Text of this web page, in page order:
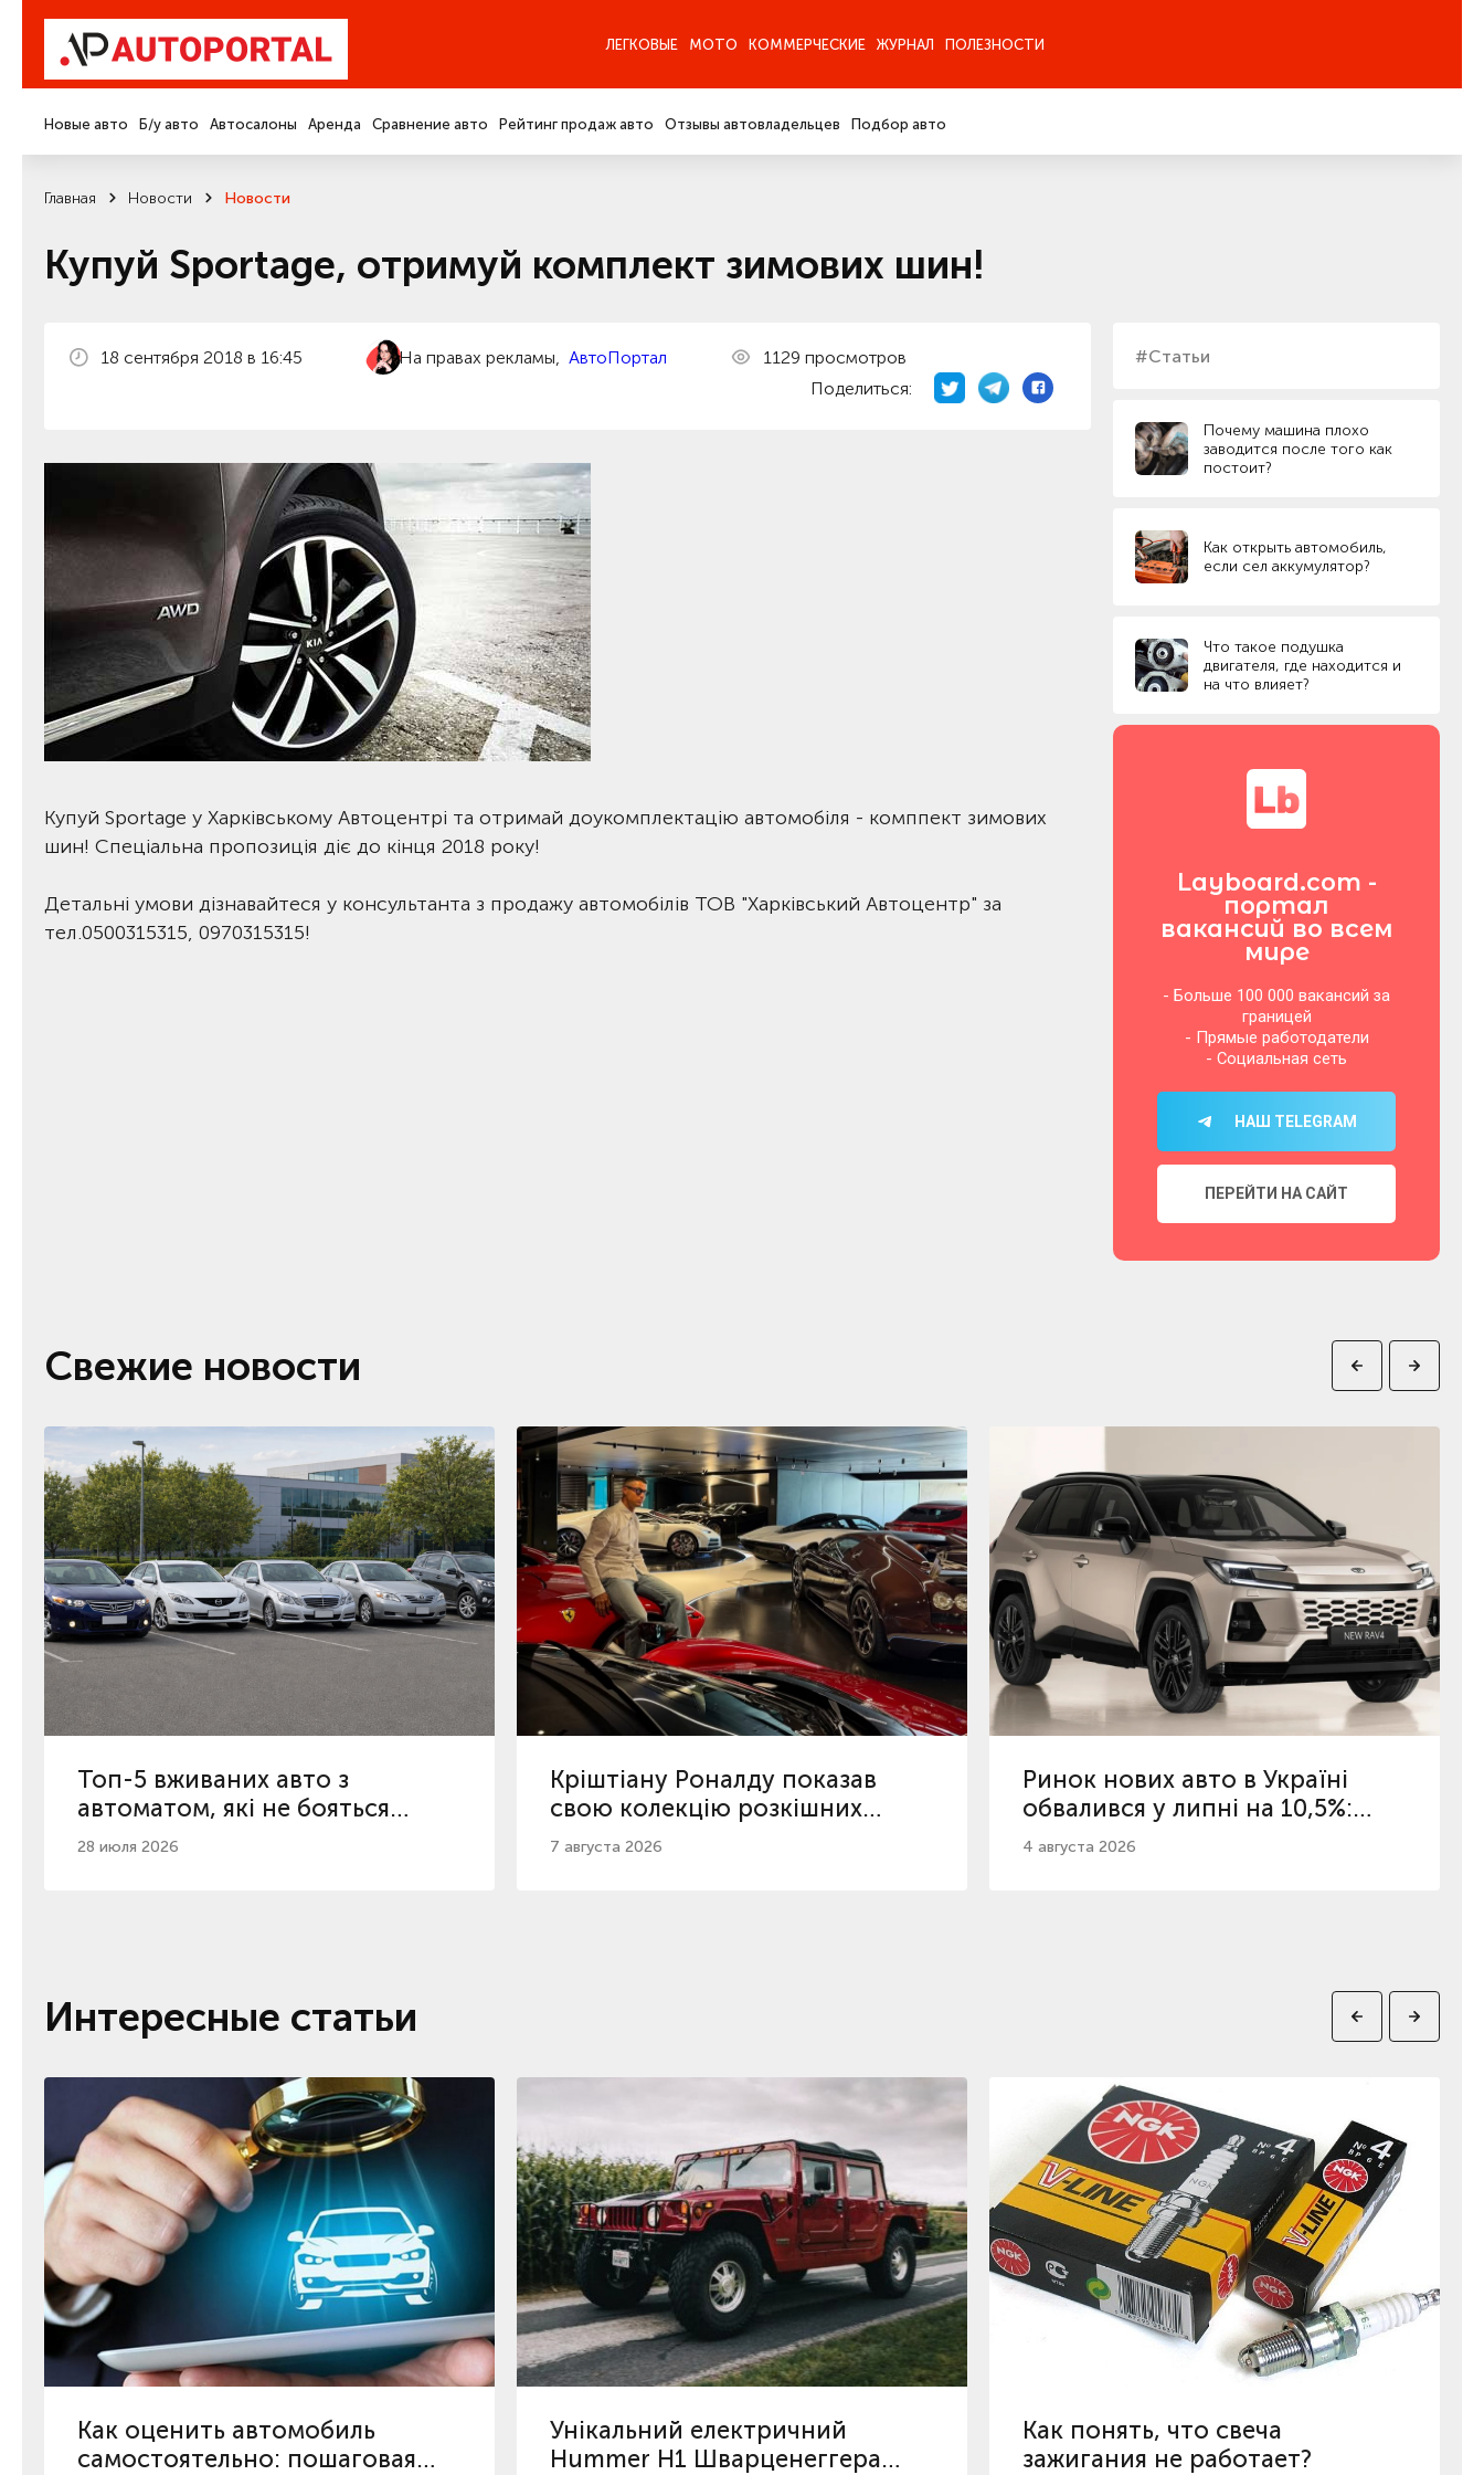
ЛЕГКОВЫЕ МОТО КОММЕРЧЕСКИЕ ЖУРНАЛ ПОЛЕЗНОСТИ
Новые авто Б/у авто Автосалоны Аренда Сравнение авто Рейтинг продаж авто Отзывы автовладельцев Подбор авто
Главная Новости Новости
Купуй Sportage, отримуй комплект зимових шин!
#Статьи
Почему машина плохо
заводится после того как
постоит?
Как открыть автомобиль,
если сел аккумулятор?
Что такое подушка
двигателя, где находится и
на что влияет?
Layboard.com -
портал
вакансий во всем
мире
- Больше 100 000 вакансий за
границей
- Прямые работодатели
- Социальная сеть
НАШ TELEGRAM
ПЕРЕЙТИ НА САЙТ
18 сентября 2018 в 16:45 На правах рекламы, АвтоПортал
1129 просмотров
Поделиться:
Купуй Sportage у Харківському Автоцентрі та отримай доукомплектацію автомобіля - комппект зимових
шин! Спеціальна пропозиція діє до кінця 2018 року!
Детальні умови дізнавайтеся у консультанта з продажу автомобілів ТОВ "Харківський Автоцентр" за
тел.0500315315, 0970315315!
Свежие новости
Топ-5 вживаних авто з
автоматом, які не бояться
пробігу 200 000 км
28 июля 2026
Кріштіану Роналду показав
свою колекцію розкішних
автомобілів
7 августа 2026
Ринок нових авто в Україні
обвалився у липні на 10,5%:
топ-5 популярних брендів
4 августа 2026
Интересные статьи
Как оценить автомобиль
самостоятельно: пошаговая
Унікальний електричний
Hummer H1 Шварценеггера
Как понять, что свеча
зажигания не работает?